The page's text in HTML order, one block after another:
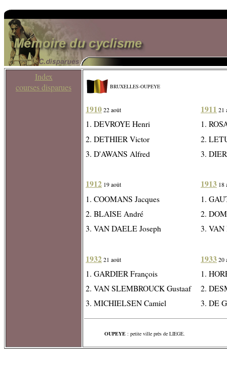
Index
courses disparues
BRUXELLES-OUPEYE
1910 22 août
1. DEVROYE Henri
2. DETHIER Victor
3. D'AWANS Alfred
1912 19 août
1. COOMANS Jacques
2. BLAISE André
3. VAN DAELE Joseph
1932 21 août
1. GARDIER François
2. VAN SLEMBROUCK Gustaaf
3. MICHIELSEN Camiel
1911 21
1.
2.
3.
1913 18
1.
2.
3. VAN
1933 20
1.
2.
3. DE
OUPEYE : petite ville près de LIEGE.